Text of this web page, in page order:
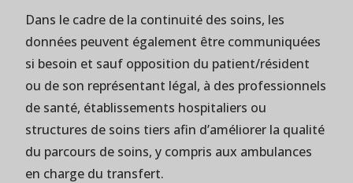
Dans le cadre de la continuité des soins, les
données peuvent également être communiquées
si besoin et sauf opposition du patient/résident
ou de son représentant légal, à des professionnels
de santé, établissements hospitaliers ou
structures de soins tiers afin d’améliorer la qualité
du parcours de soins, y compris aux ambulances
en charge du transfert.